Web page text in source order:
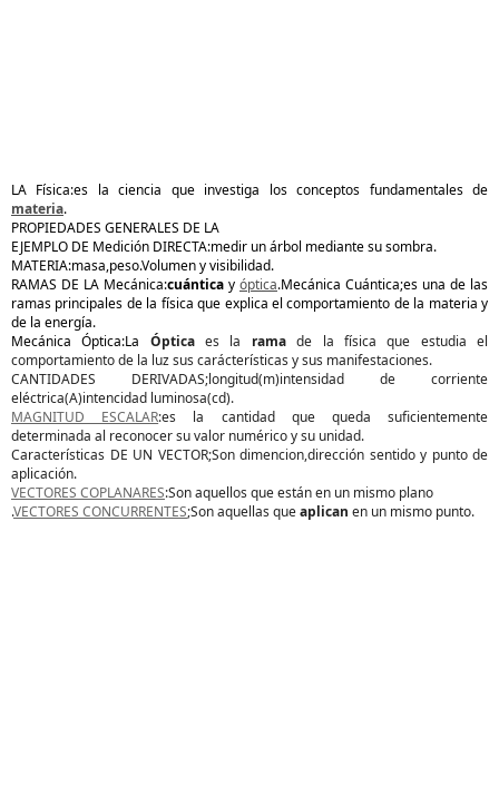
LA Física:es la ciencia que investiga los conceptos fundamentales de
materia.
PROPIEDADES GENERALES DE LA
EJEMPLO DE Medición DIRECTA:medir un árbol mediante su sombra.
MATERIA:masa,peso.Volumen y visibilidad.
RAMAS DE LA Mecánica:cuántica y óptica.Mecánica Cuántica;es una de las
ramas principales de la física que explica el comportamiento de la materia y
de la energía.
Mecánica Óptica:La Ópticaes la ramade la física que estudia el
comportamiento de la luz sus carácterísticas y sus manifestaciones.
CANTIDADES DERIVADAS;longitud(m)intensidad de corriente
eléctrica(A)intencidad luminosa(cd).
MAGNITUD ESCALAR:es la cantidad que queda suficientemente
determinada al reconocer su valor numérico y su unidad.
Características DE UN VECTOR;Son dimencion,dirección sentido y punto de
aplicación.
VECTORES COPLANARES:Son aquellos que están en un mismo plano
.VECTORES CONCURRENTES;Son aquellas queaplican en un mismo punto.